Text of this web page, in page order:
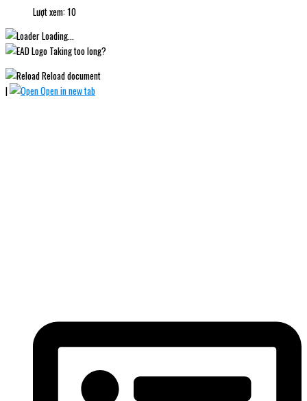
Lượt xem: 10
Loading...
Taking too long?
Reload document
|
Open in new tab